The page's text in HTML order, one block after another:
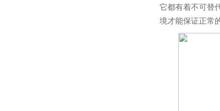
它都有着不可替
境才能保证正常